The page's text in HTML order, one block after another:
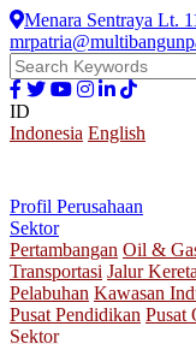
Menara Sentraya Lt.
ID
Indonesia English
Profil Perusahaan
Sektor
Pertambangan Oil &
Transportasi Jalur
Pelabuhan Kawasan
Pusat Pendidikan Pusat
Sektor